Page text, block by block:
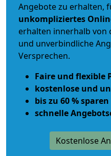
Angebote zu erhalten,
unkompliziertes
erhalten innerhalb von
und unverbindliche
Versprechen.
Faire und flexible
kostenlose und
bis zu 60 % sparen
schnelle
Kostenlose